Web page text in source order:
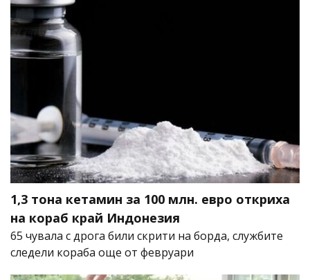
1,3 тона кетамин за 100 млн. евро откриха
на кораб край Индонезия
65 чувала с дрога били скрити на борда, службите
следели кораба още от февруари